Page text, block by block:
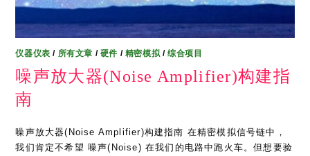
仪器仪表 / 所有文章 / 硬件 / 精密模拟 /综合项目
噪声放大器(Noise Amplifier)构建指
南
噪声放大器(Noise Amplifier)构建指南 在精密模拟信号链中，
我们肯定不希望 噪声(Noise) 在我们的电路中跑火车。但想要验